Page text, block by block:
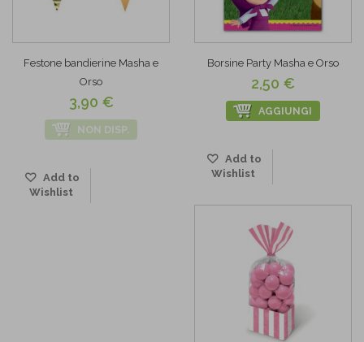
Festone bandierine Masha e
Orso
3,90 €
NON DISP.
Add to
Wishlist
Borsine Party Masha e Orso
2,50 €
AGGIUNGI
Add to
Wishlist